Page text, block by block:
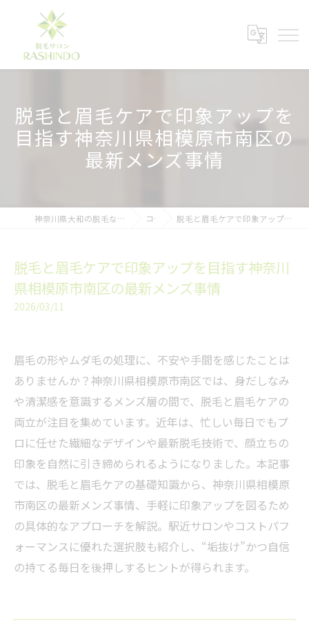
脱毛と眉毛ケアで印象アップを
目指す神奈川県相模原市南区の
最新メンズ事情
神奈川県大和の脱毛ならメンズ脱毛サロンRASHINDO大和店 コラム 脱毛と眉毛ケアで印象アップを目指す神奈川県相模原市南区の最新メンズ事情
脱毛と眉毛ケアで印象アップを目指す神奈川
県相模原市南区の最新メンズ事情
2026/03/11
眉毛の形やムダ毛の処理に、不安や手間を感じたことは
ありませんか？神奈川県相模原市南区では、身だしなみ
や清潔感を意識するメンズ層の間で、脱毛と眉毛ケアの
両立が注目を集めています。近年は、忙しい毎日でもプ
ロに任せた繊細なデザインや最新脱毛技術で、顔立ちの
印象を自然に引き締められるようになりました。本記事
では、脱毛と眉毛ケアの基礎知識から、神奈川県相模原
市南区の最新メンズ事情、手軽に印象アップを図るため
の具体的なアプローチを解説。駅近サロンやコストパフ
ォーマンスに優れた選択肢も紹介し、“垢抜け”かつ自信
の持てる毎日を後押しするヒントが得られます。